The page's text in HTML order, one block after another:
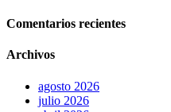
Comentarios recientes
Archivos
agosto 2026
julio 2026